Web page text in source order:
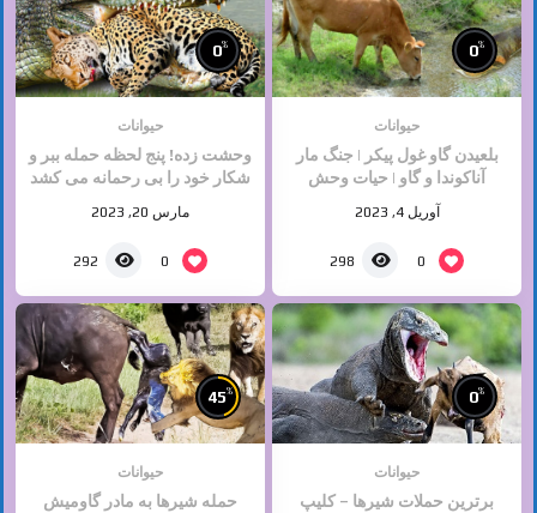
0%
حیوانات
بلعیدن گاو غول پیکر | جنگ مار
آناکوندا و گاو | حیات وحش
حیوانات | جنگ حیوانات
آوریل 4, 2023
0
298
0%
حیوانات
وحشت زده! پنج لحظه حمله ببر و
شکار خود را بی رحمانه می کشد
مارس 20, 2023
0
292
0%
حیوانات
برترین حملات شیرها – کلیپ
45%
حیوانات
حمله شیرها به مادر گاومیش